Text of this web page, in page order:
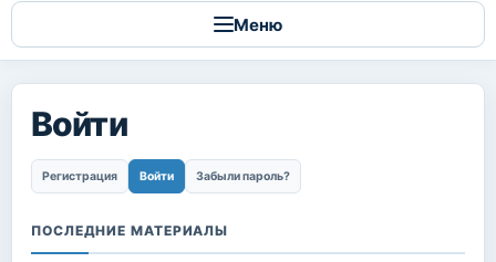
Меню
Войти
Главные вкладки
Регистрация Войти
(активная вкладка)
Забыли пароль?
ПОСЛЕДНИЕ МАТЕРИАЛЫ